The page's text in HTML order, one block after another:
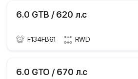
6.0 GTB / 620 л.с
F134FB61 RWD
Ferrari 599
6.0 GTO / 670 л.с